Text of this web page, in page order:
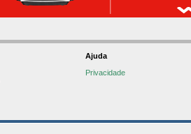
Ajuda
Privacidade